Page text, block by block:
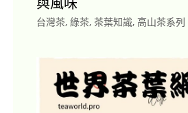
台灣茶, 綠茶, 茶葉知識, 高山茶系列